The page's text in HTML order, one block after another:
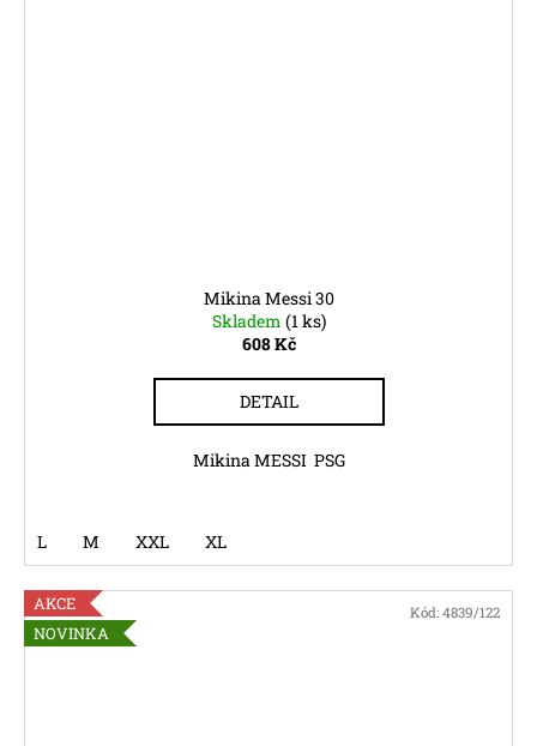
Mikina Messi 30
Skladem (1 ks)
608 Kč
DETAIL
Mikina MESSI PSG
L M XXL XL
AKCE
NOVINKA
Kód: 4839/122